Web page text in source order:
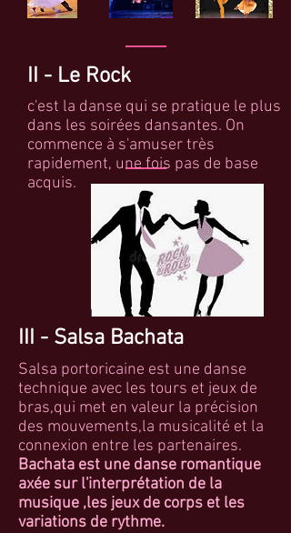
II - Le Rock
c'est la danse qui se pratique le plus
dans les soirées dansantes. On
commence à s'amuser très
rapidement, une fois pas de base
acquis.
III - Salsa Bachata
Salsa portoricaine est une danse
technique avec les tours et jeux de
bras,qui met en valeur la précision
des mouvements,la musicalité et la
connexion entre les partenaires.
Bachata est une danse romantique
axée sur l'interprétation de la
musique ,les jeux de corps et les
variations de rythme.